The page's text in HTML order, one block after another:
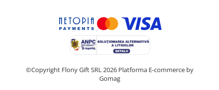
©Copyright Flony Gift SRL 2026 Platforma E-commerce by
Gomag